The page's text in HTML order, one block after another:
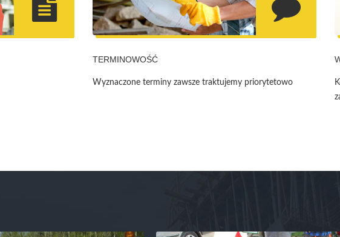
TERMINOWOŚĆ
Wyznaczone terminy zawsze traktujemy priorytetowo